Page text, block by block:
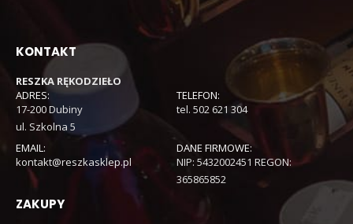
KONTAKT
RESZKA RĘKODZIEŁO
ADRES:
17-200 Dubiny
ul. Szkolna 5
TELEFON:
tel. 502 621 304
EMAIL:
kontakt@reszkasklep.pl
DANE FIRMOWE:
NIP: 5432002451 REGON:
365865852
ZAKUPY